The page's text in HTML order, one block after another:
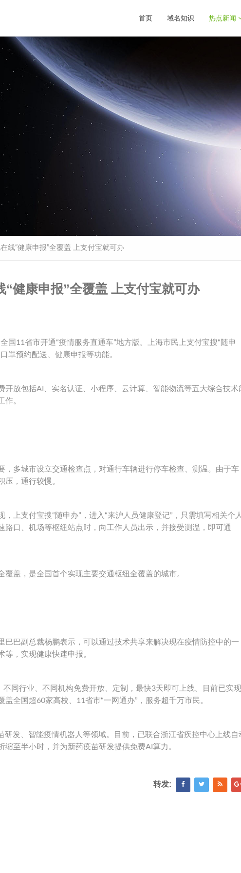
首页 域名知识 热点新闻
线“健康申报”全覆盖 上支付宝就可办
健康申报”全覆盖 上支付宝就可办
国11省市开通“疫情服务直通车”地方版。上海市民上支付宝搜“随申
罩预约配送、健康申报等功能。
开放包括AI、实名认证、小程序、云计算、智能物流等五大综合技术
作。
，多城市设立交通检查点，对通行车辆进行停车检查、测温。由于车
压，通行较慢。
上支付宝搜“随申办”，进入“来沪人员健康登记”，只需填写相关个人
口、机场等枢纽站点时，向工作人员出示，并接受测温，即可通
盖，是全国首个实现主要交通枢纽全覆盖的城市。
巴巴副总裁杨鹏表示，可以通过技术共享来解决现在疫情防控中的一
，实现健康快速申报。
不同行业、不同机构免费开放、定制，最快3天即可上线。目前已实现
全国超60家高校、11省市“一网通办”，服务超千万市民。
发、智能疫情机器人等领域。目前，已联合浙江省疾控中心上线自
至半小时，并为新药疫苗研发提供免费AI算力。
转发: